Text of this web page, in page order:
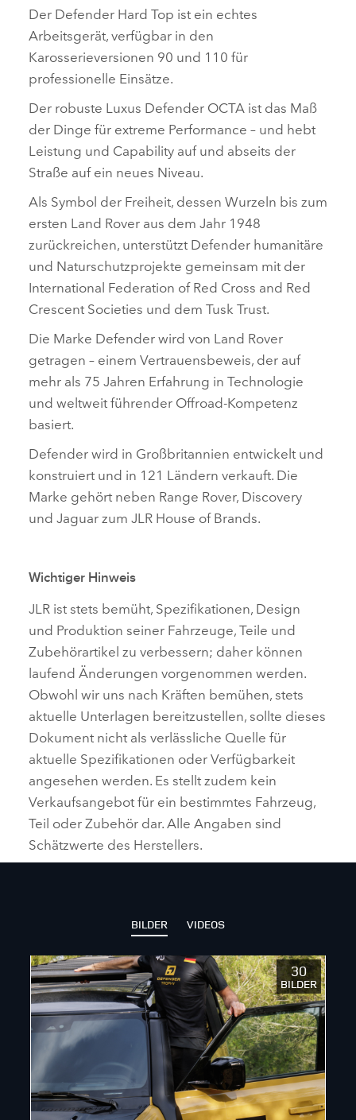
Der Defender Hard Top ist ein echtes
Arbeitsgerät, verfügbar in den
Karosserieversionen 90 und 110 für
professionelle Einsätze.
Der robuste Luxus Defender OCTA ist das Maß
der Dinge für extreme Performance – und hebt
Leistung und Capability auf und abseits der
Straße auf ein neues Niveau.
Als Symbol der Freiheit, dessen Wurzeln bis zum
ersten Land Rover aus dem Jahr 1948
zurückreichen, unterstützt Defender humanitäre
und Naturschutzprojekte gemeinsam mit der
International Federation of Red Cross and Red
Crescent Societies und dem Tusk Trust.
Die Marke Defender wird von Land Rover
getragen – einem Vertrauensbeweis, der auf
mehr als 75 Jahren Erfahrung in Technologie
und weltweit führender Offroad‑Kompetenz
basiert.
Defender wird in Großbritannien entwickelt und
konstruiert und in 121 Ländern verkauft. Die
Marke gehört neben Range Rover, Discovery
und Jaguar zum JLR House of Brands.
Wichtiger Hinweis
JLR ist stets bemüht, Spezifikationen, Design
und Produktion seiner Fahrzeuge, Teile und
Zubehörartikel zu verbessern; daher können
laufend Änderungen vorgenommen werden.
Obwohl wir uns nach Kräften bemühen, stets
aktuelle Unterlagen bereitzustellen, sollte dieses
Dokument nicht als verlässliche Quelle für
aktuelle Spezifikationen oder Verfügbarkeit
angesehen werden. Es stellt zudem kein
Verkaufsangebot für ein bestimmtes Fahrzeug,
Teil oder Zubehör dar. Alle Angaben sind
Schätzwerte des Herstellers.
BILDER VIDEOS
30
BILDER